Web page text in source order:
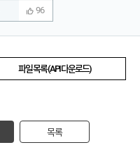
96
파일 목록 (API 다운로드)
목록